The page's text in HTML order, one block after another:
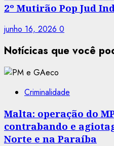
2º Mutirão Pop Jud
junho 16, 2026 0
Notícicas que você
Criminalidade
Malta: operação do
contrabando e
Norte e na Paraíba